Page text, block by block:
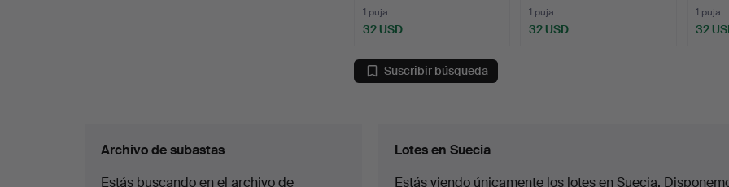
1 puja
32 USD
1 puja
32 USD
1 puja
32
Suscribir búsqueda
Archivo de subastas
Estás buscando en el archivo de
Lotes en Suecia
Estás viendo únicamente los lotes en Suecia.